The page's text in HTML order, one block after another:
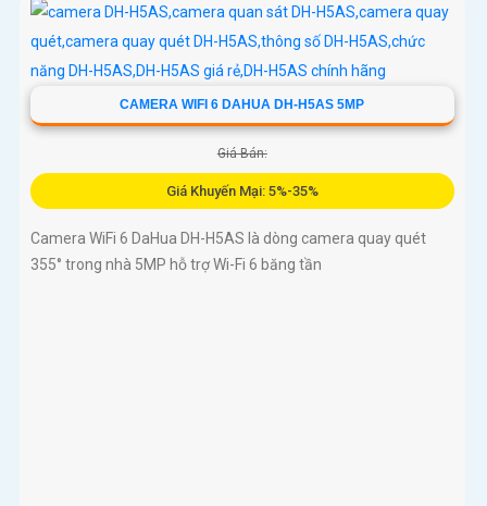
CAMERA WIFI 6 DAHUA DH-H5AS 5MP
Giá Bán:
Giá Khuyến Mại: 5%-35%
Camera WiFi 6 DaHua DH-H5AS là dòng camera quay quét
355° trong nhà 5MP hỗ trợ Wi-Fi 6 băng tần